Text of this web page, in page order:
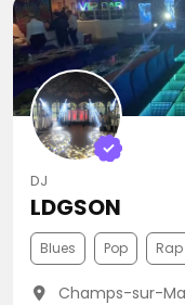
DJ
LDGSON
Blues Pop Rap
Champs-sur-